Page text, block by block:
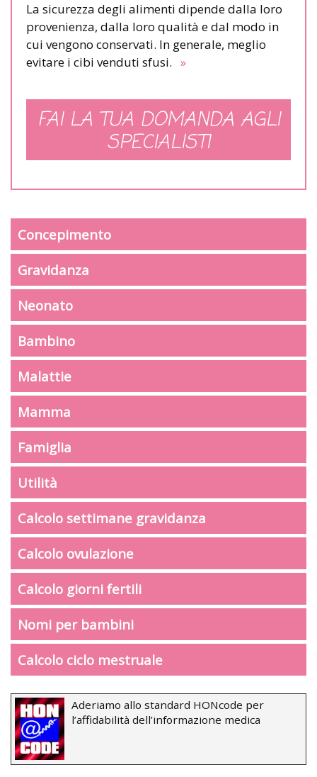
La sicurezza degli alimenti dipende dalla loro
provenienza, dalla loro qualità e dal modo in
cui vengono conservati. In generale, meglio
evitare i cibi venduti sfusi. »
FAI LA TUA DOMANDA AGLI
SPECIALISTI
Concepimento
Gravidanza
Neonato
Bambino
Malattie
Mamma
Famiglia
Utilità
Calcolo settimane gravidanza
Calcolo ovulazione
Calcolo giorni fertili
Nomi per bambini
Calcolo ciclo mestruale
Aderiamo allo standard HONcode per
l’affidabilità dell’informazione medica